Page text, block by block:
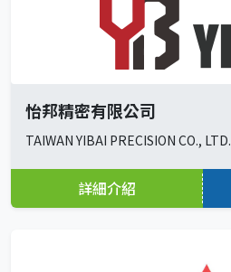
怡邦精密有限公司
TAIWAN YIBAI PRECISION CO., LTD.
詳細介紹